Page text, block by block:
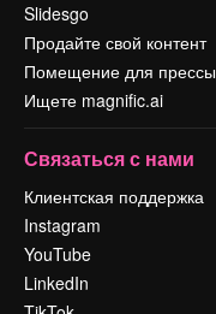
Slidesgo
Продайте свой контент
Помещение для прессы
Ищете magnific.ai
Связаться с нами
Клиентская поддержка
Instagram
YouTube
LinkedIn